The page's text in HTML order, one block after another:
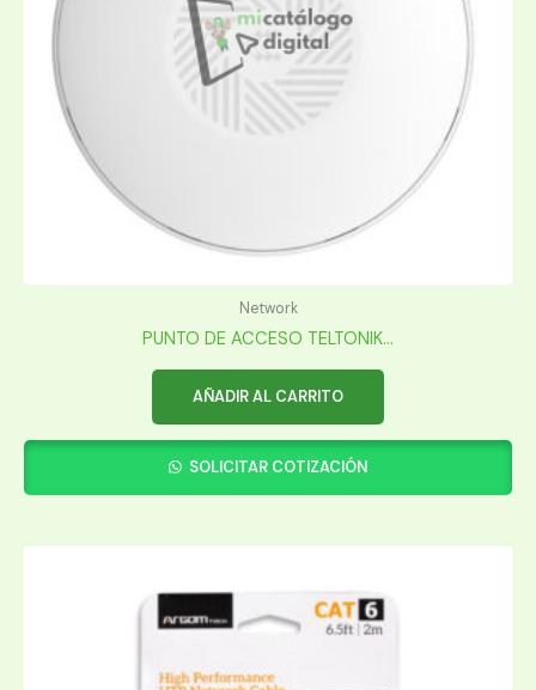
Network
PUNTO DE ACCESO TELTONIK...
AÑADIR AL CARRITO
SOLICITAR COTIZACIÓN